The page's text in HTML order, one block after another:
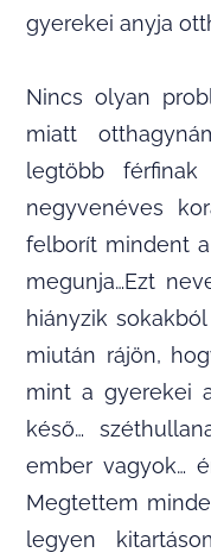
gyerekei anyja
Nincs olyan
miatt
legtöbb
negyvenéves
felborít mindent
megunja…Ezt
hiányzik
miután rájön,
mint a gyerekei
késő…
ember vagyok…
Megtettem
legyen